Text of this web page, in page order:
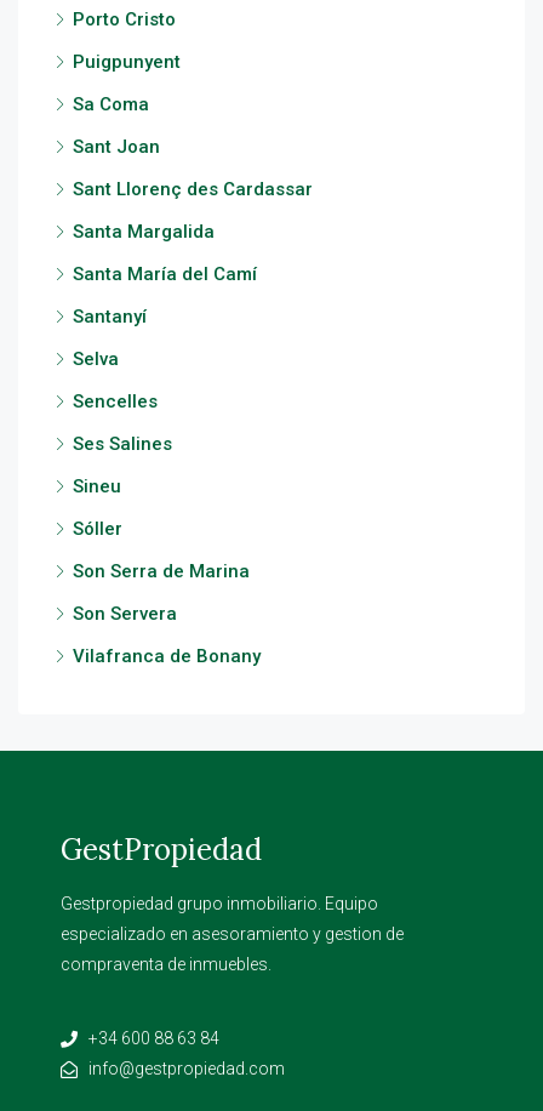
Porto Cristo
Puigpunyent
Sa Coma
Sant Joan
Sant Llorenç des Cardassar
Santa Margalida
Santa María del Camí
Santanyí
Selva
Sencelles
Ses Salines
Sineu
Sóller
Son Serra de Marina
Son Servera
Vilafranca de Bonany
GestPropiedad
Gestpropiedad grupo inmobiliario. Equipo
especializado en asesoramiento y gestion de
compraventa de inmuebles.
+34 600 88 63 84
info@gestpropiedad.com